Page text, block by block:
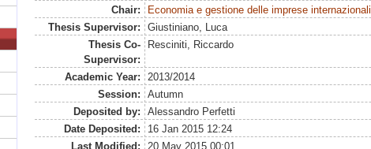
Chair:
Economia e gestione delle imprese internazionali
Thesis Supervisor:
Giustiniano, Luca
Thesis Co-
Supervisor:
Resciniti, Riccardo
Academic Year:
2013/2014
Session:
Autumn
Deposited by:
Alessandro Perfetti
Date Deposited:
16 Jan 2015 12:24
Last Modified:
20 May 2015 00:01